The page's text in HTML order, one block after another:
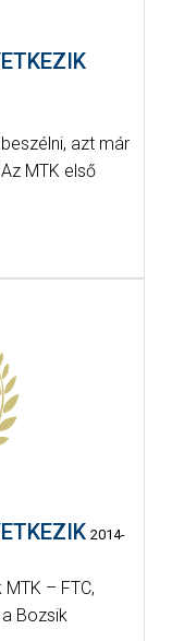
azt már
MTK első
2014-
– FTC,
Bozsik